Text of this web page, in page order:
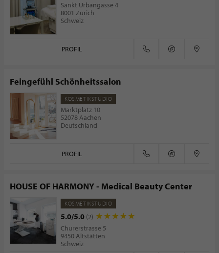
Sankt Urbangasse 4
8001 Zürich
Schweiz
PROFIL
Feingefühl Schönheitssalon
KOSMETIKSTUDIO
Marktplatz 10
52078 Aachen
Deutschland
PROFIL
HOUSE OF HARMONY - Medical Beauty Center
KOSMETIKSTUDIO
5.0/5.0 (2)
Churerstrasse 5
9450 Altstätten
Schweiz